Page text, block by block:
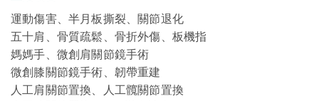
運動傷害、半月板撕裂、關節退化
五十肩、骨質疏鬆、骨折外傷、板機指
媽媽手、微創肩關節鏡手術
微創膝關節鏡手術、韌帶重建
人工肩關節置換、人工髖關節置換